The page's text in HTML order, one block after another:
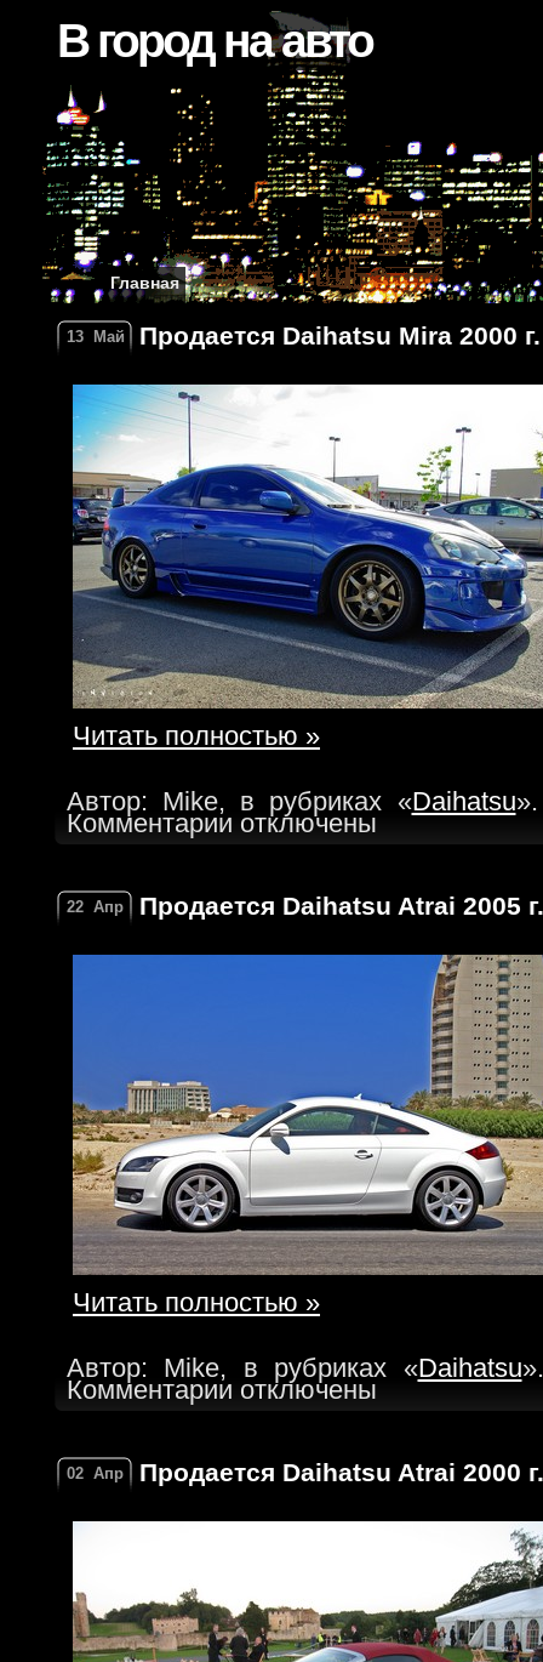
В город на авто
Главная
13 Май Продается Daihatsu Mira 2000 г.
Читать полностью »
Автор: Mike, в рубриках «Daihatsu
Комментарии отключены
22 Апр Продается Daihatsu Atrai 2005 г.
Читать полностью »
Автор: Mike, в рубриках «Daihatsu
Комментарии отключены
02 Апр Продается Daihatsu Atrai 2000 г.